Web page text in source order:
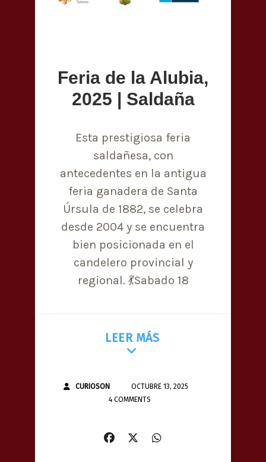
Feria de la Alubia,
2025 | Saldaña
Esta prestigiosa feria
saldañesa, con
antecedentes en la antigua
feria ganadera de Santa
Úrsula de 1882, se celebra
desde 2004 y se encuentra
bien posicionada en el
candelero provincial y
regional. 💃Sabado 18
LEER MÁS
CURIOSON
OCTUBRE 13, 2025
4 COMMENTS